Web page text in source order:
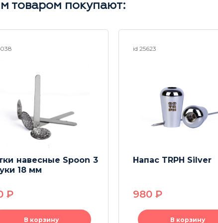
товаром покупают:
навесные Spoon 3
18 мм
P
В корзину
id 25623
Напас TRPH Silver
980 P
В корзину